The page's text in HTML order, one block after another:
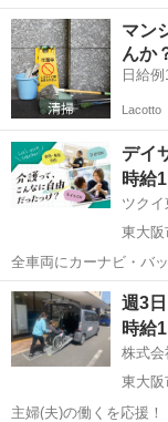
その分お休みもしっか
大阪 東大阪市
マン
んか
Lacotto
デイ
時給
ツク
東大阪
全車両にカーナビ・バ
安心して始められます
業務 ※専用車両(キャ
降時の介護補助(歩行介
大阪 東大阪市
週3
時給
株式
東大阪
主婦(夫)の働くを応援！ [勤務日数]： 週3日~3日 08:15~12:15 月/水/金